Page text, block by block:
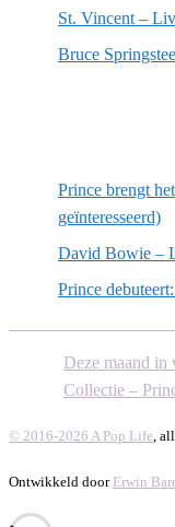
St. Vincent –
Bruce
Prince brengt
geïnteresseerd)
David Bowie –
Prince
Deze maand in
Collectie –
© 2016-2026 A Pop Life ,
Ontwikkeld door Erwin